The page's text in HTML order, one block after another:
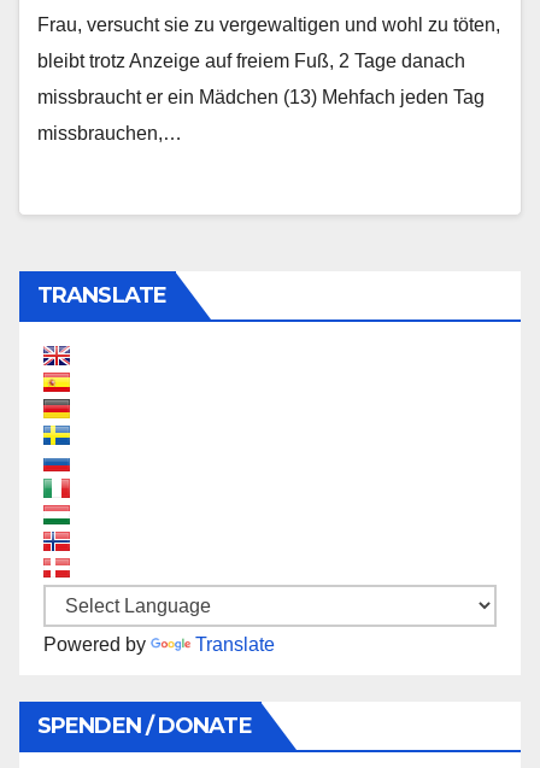
Frau, versucht sie zu vergewaltigen und wohl zu töten,
bleibt trotz Anzeige auf freiem Fuß, 2 Tage danach
missbraucht er ein Mädchen (13) Mehfach jeden Tag
missbrauchen,…
TRANSLATE
Powered by Translate
SPENDEN / DONATE